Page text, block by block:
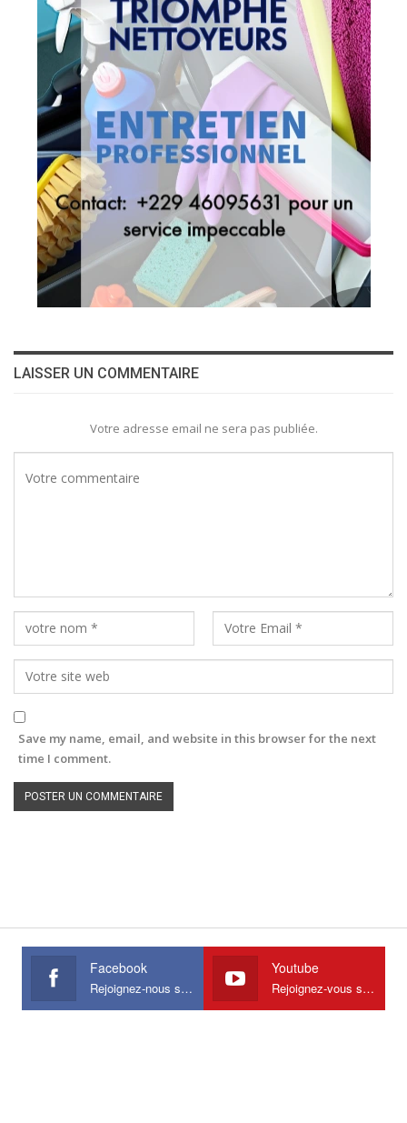
LAISSER UN COMMENTAIRE
Votre adresse email ne sera pas publiée.
Save my name, email, and website in this browser for the next
time I comment.
Facebook
Rejoignez-nous sur Facebook
Youtube
Rejoignez-vous sur Youtube